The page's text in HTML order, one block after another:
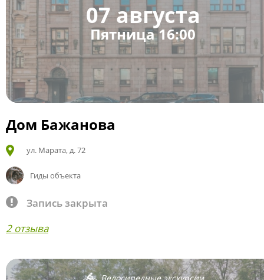
07 августа
Пятница 16:00
Дом Бажанова
ул. Марата, д. 72
Гиды объекта
Запись закрыта
2 отзыва